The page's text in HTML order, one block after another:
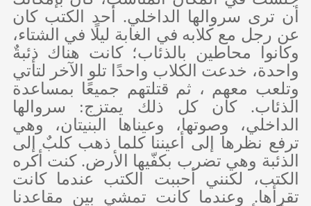
أن ترى سروالها الداخلي. أحد الكتب كان
عن رجل مع كلابه في الغابة ليلًا في الشتاء،
وكانوا محاطين بالذئاب؛ كانت هناك ذئبةٌ
واحدة، خدعت الكلاب واحدًا تلو الآخر لتأتي
وتلعب معهم ، ثم قتلتهم جميعًا بمساعدة
الذئاب. كان كل ذلك يمتزج: سروالها
الداخلي، وصوتها، وعيناها البنيتان، وهي
ترفع نظرها إلى أعيننا كلما ذهب كلبٌ إلى
الذئبة وهي تضرب بكفّيها الأرض. كنت أكره
الكتب، لكنني أحببت الكتب عندما كانت
تقرأها. وعندما كانت تمشي بين مقاعدنا